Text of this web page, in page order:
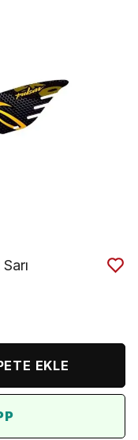
EKLE